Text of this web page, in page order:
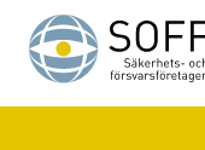
Hoppa till innehåll